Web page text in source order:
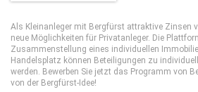
Als Kleinanleger mit Bergfürst attraktive Zinsen
neue Möglichkeiten für Privatanleger. Die
Zusammenstellung eines individuellen
Handelsplatz können Beteiligungen zu
werden. Bewerben Sie jetzt das Programm von
von der Bergfürst-Idee!